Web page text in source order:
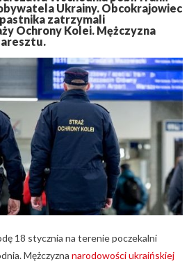
Ukrainy. Obcokrajowiec
zatrzymali
Ochrony Kolei. Mężczyzna
18 stycznia na terenie poczekalni
Mężczyzna narodowości ukraińskiej